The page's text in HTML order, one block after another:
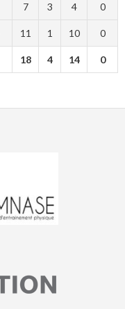
7 3 4 0
11 1 10 0
18 4 14 0